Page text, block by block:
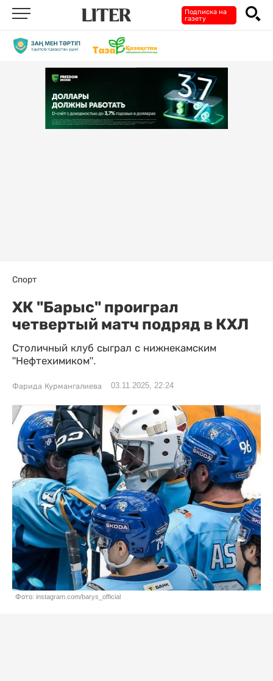
Подписка на
газету
Спорт
ХК "Барыс" проиграл
четвертый матч подряд в КХЛ
Столичный клуб сыграл с нижнекамским
"Нефтехимиком".
Фарида Курмангалиева 03.11.2025, 22:24
Фото: instagram.com/barys_official